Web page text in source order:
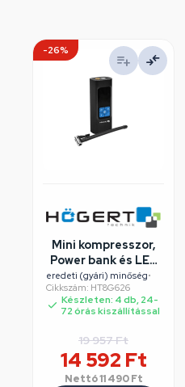
-26%
Mini kompresszor,
Power bank és LED
fény funckióval. 10
bar, 80w, 6000mAh,
HT8G626
eredeti (gyári) minőség•
Cikkszám: HT8G626
Készleten: 4 db, 24-
72 órás kiszállítással
19 957Ft
14 592 Ft
Nettó11 490 Ft